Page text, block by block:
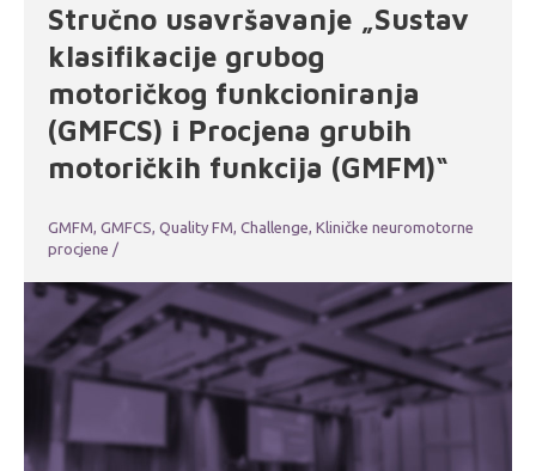
Stručno usavršavanje „Sustav
klasifikacije grubog
motoričkog funkcioniranja
(GMFCS) i Procjena grubih
motoričkih funkcija (GMFM)“
GMFM, GMFCS, Quality FM, Challenge Kliničke neuromotorne
procjene /